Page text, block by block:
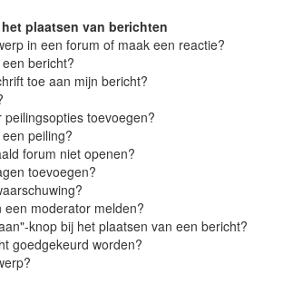
plaatsen van berichten
in een forum of maak een reactie?
bericht?
toe aan mijn bericht?
toevoegen?
peiling?
forum niet openen?
toevoegen?
moderator melden?
knop bij het plaatsen van een bericht?
goedgekeurd worden?